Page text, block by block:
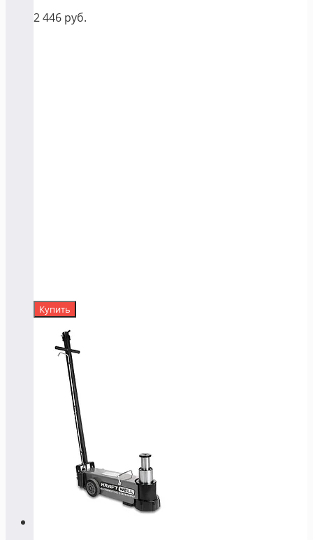
2 446 руб.
Купить